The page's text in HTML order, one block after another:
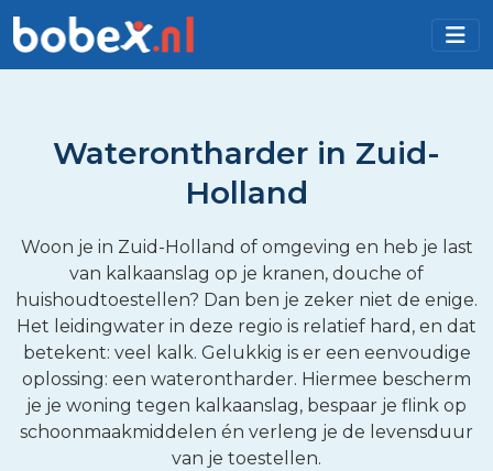
Waterontharder in Zuid-
Holland
Woon je in Zuid-Holland of omgeving en heb je last
van kalkaanslag op je kranen, douche of
huishoudtoestellen? Dan ben je zeker niet de enige.
Het leidingwater in deze regio is relatief hard, en dat
betekent: veel kalk. Gelukkig is er een eenvoudige
oplossing: een waterontharder. Hiermee bescherm
je je woning tegen kalkaanslag, bespaar je flink op
schoonmaakmiddelen én verleng je de levensduur
van je toestellen.